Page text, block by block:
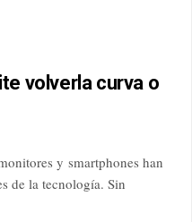
volverla curva o
y smartphones han
de la tecnología. Sin